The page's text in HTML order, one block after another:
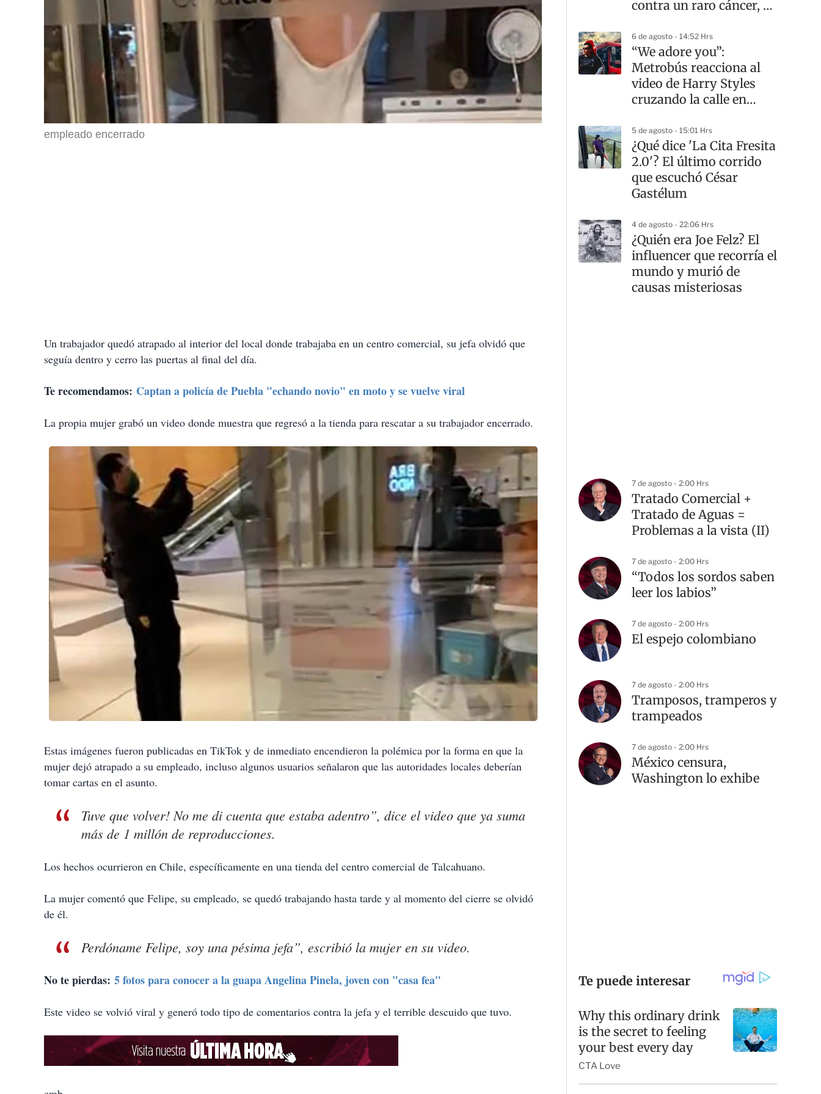
empleado encerrado
Un trabajador quedó atrapado al interior del local donde trabajaba en un centro comercial, su jefa olvidó que
seguía dentro y cerro las puertas al final del día.
Te recomendamos: Captan a policía de Puebla "echando novio" en moto y se vuelve viral
La propia mujer grabó un video donde muestra que regresó a la tienda para rescatar a su trabajador encerrado.
Estas imágenes fueron publicadas en TikTok y de inmediato encendieron la polémica por la forma en que la
mujer dejó atrapado a su empleado, incluso algunos usuarios señalaron que las autoridades locales deberían
tomar cartas en el asunto.
Tuve que volver! No me di cuenta que estaba adentro”, dice el video que ya suma
más de 1 millón de reproducciones.
Los hechos ocurrieron en Chile, específicamente en una tienda del centro comercial de Talcahuano.
La mujer comentó que Felipe, su empleado, se quedó trabajando hasta tarde y al momento del cierre se olvidó
de él.
Perdóname Felipe, soy una pésima jefa”, escribió la mujer en su video.
No te pierdas: 5 fotos para conocer a la guapa Angelina Pinela, joven con "casa fea"
Este video se volvió viral y generó todo tipo de comentarios contra la jefa y el terrible descuido que tuvo.
contra un raro cáncer, a
6 de agosto - 14:52 Hrs
“We adore you”:
Metrobús reacciona al
video de Harry Styles
cruzando la calle en
5 de agosto - 15:01 Hrs
¿Qué dice 'La Cita Fresita
2.0'? El último corrido
que escuchó César
Gastélum
4 de agosto - 22:06 Hrs
¿Quién era Joe Felz? El
influencer que recorría el
mundo y murió de
causas misteriosas
7 de agosto - 2:00 Hrs
Tratado Comercial +
Tratado de Aguas =
Problemas a la vista (II)
7 de agosto - 2:00 Hrs
“Todos los sordos saben
leer los labios”
7 de agosto - 2:00 Hrs
El espejo colombiano
7 de agosto - 2:00 Hrs
Tramposos, tramperos y
trampeados
7 de agosto - 2:00 Hrs
México censura,
Washington lo exhibe